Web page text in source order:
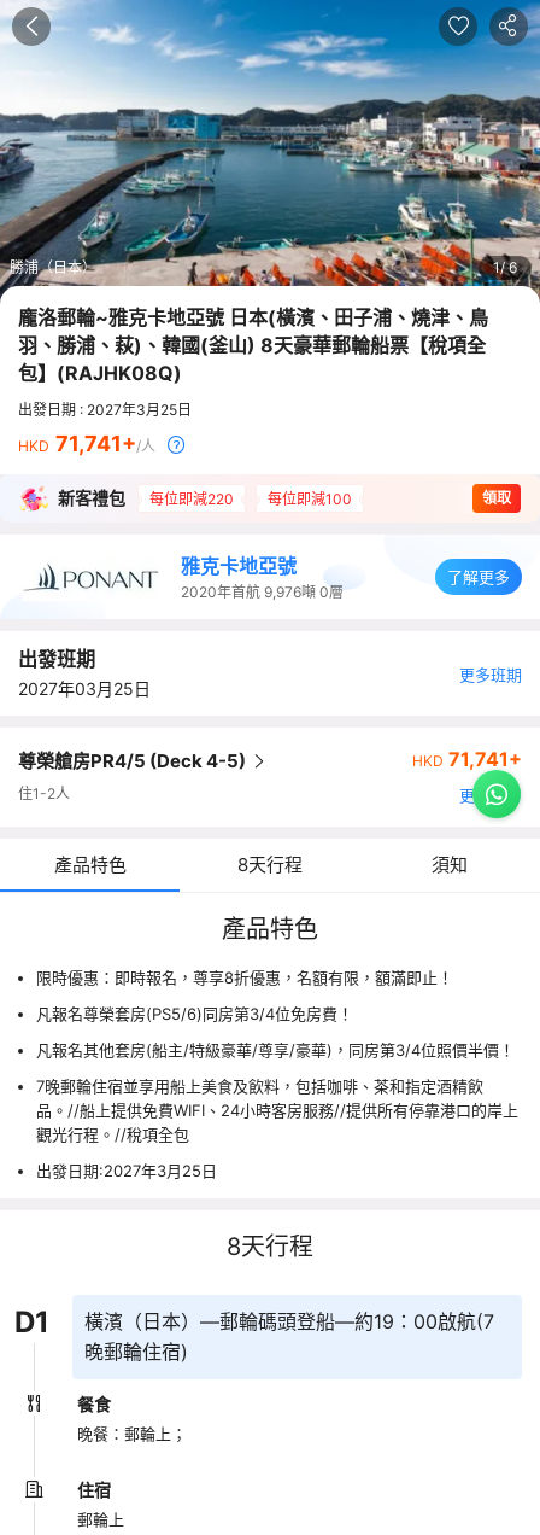
勝浦（日本） 1 6
龐洛郵輪~雅克卡地亞號 日本(橫濱、田子浦、燒津、鳥
羽、勝浦、萩)、韓國(釜山) 8天豪華郵輪船票【稅項全
包】 (RAJHK08Q)
出發日期 : 2027年3月25日
HKD 71,741 /人
新客禮包 每位即減220 每位即減100 領取
雅克卡地亞號
2020年首航 9,976噸 0層
了解更多
出發班期
2027年03月25日
更多班期
尊榮艙房PR4/5 (Deck 4-5)
住1-2人
HKD 71,741+
更多艙房
產品特色 8天行程 須知
產品特色
限時優惠：即時報名，尊享8折優惠，名額有限，額滿即止！
凡報名尊榮套房(PS5/6)同房第3/4位免房費！
凡報名其他套房(船主/特級豪華/尊享/豪華)，同房第3/4位照價半價！
7晚郵輪住宿並享用船上美食及飲料，包括咖啡、茶和指定酒精飲
品。//船上提供免費WIFI、24小時客房服務//提供所有停靠港口的岸上
觀光行程。//稅項全包
出發日期:2027年3月25日
8天行程
D1
橫濱（日本）—郵輪碼頭登船—約19：00啟航(7
晚郵輪住宿)
餐食
晚餐：郵輪上；
住宿
郵輪上